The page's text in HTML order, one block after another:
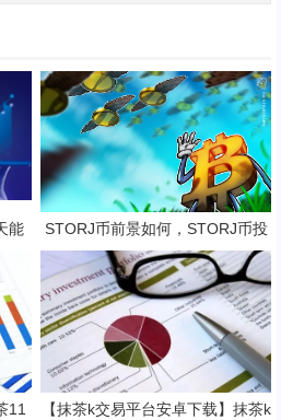
能
STORJ币前景如何，STORJ币投
资价值深度分析
11
【抹茶k交易平台安卓下载】抹茶k